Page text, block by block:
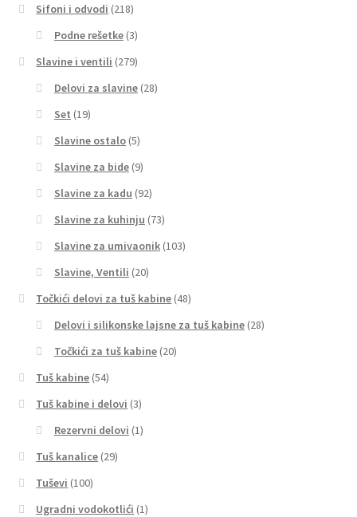
Sifoni i odvodi (218)
Podne rešetke (3)
Slavine i ventili (279)
Delovi za slavine (28)
Set (19)
Slavine ostalo (5)
Slavine za bide (9)
Slavine za kadu (92)
Slavine za kuhinju (73)
Slavine za umivaonik (103)
Slavine, Ventili (20)
Točkići delovi za tuš kabine (48)
Delovi i silikonske lajsne za tuš kabine (28)
Točkići za tuš kabine (20)
Tuš kabine (54)
Tuš kabine i delovi (3)
Rezervni delovi (1)
Tuš kanalice (29)
Tuševi (100)
Ugradni vodokotlići (1)